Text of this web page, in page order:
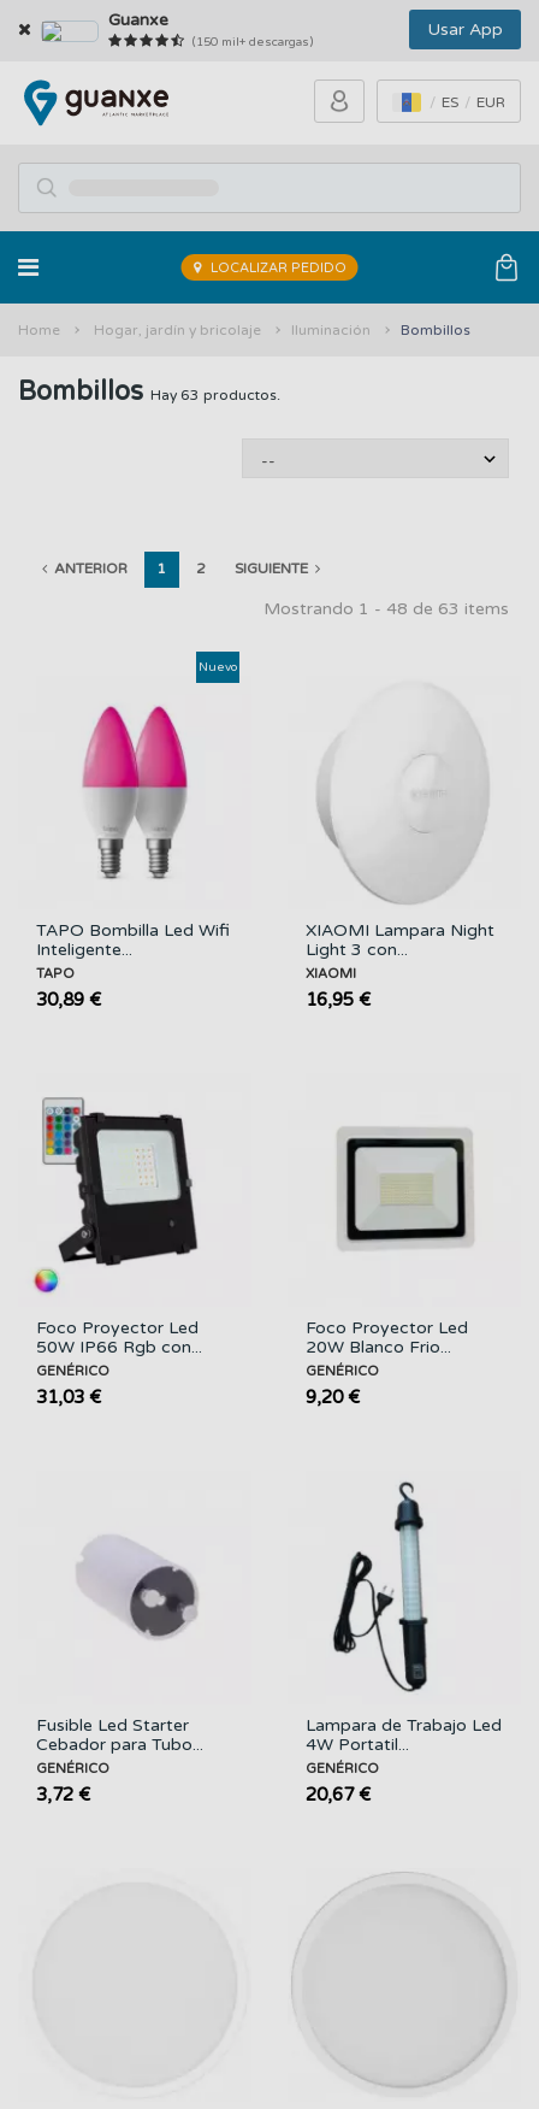
Guanxe
(150 mil+ descargas)
Usar App
ES EUR
LOCALIZAR PEDIDO
Home Hogar, jardín y bricolaje Iluminación Bombillos
Bombillos Hay 63 productos.
ANTERIOR 1 2 SIGUIENTE
Mostrando 1 - 48 de 63 items
TAPO Bombilla Led Wifi
Inteligente...
TAPO
30,89 €
Nuevo
XIAOMI Lampara Night
Light 3 con...
XIAOMI
16,95 €
Foco Proyector Led
50W IP66 Rgb con...
GENÉRICO
31,03 €
Foco Proyector Led
20W Blanco Frio...
GENÉRICO
9,20 €
Fusible Led Starter
Cebador para Tubo...
GENÉRICO
3,72 €
Lampara de Trabajo Led
4W Portatil...
GENÉRICO
20,67 €